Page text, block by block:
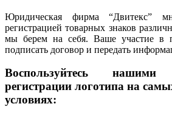
Юридическая фирма “Двитекс”
регистрацией товарных знаков
мы берем на себя. Ваше участие в
подписать договор и передать
Воспользуйтесь
регистрации логотипа на
условиях: